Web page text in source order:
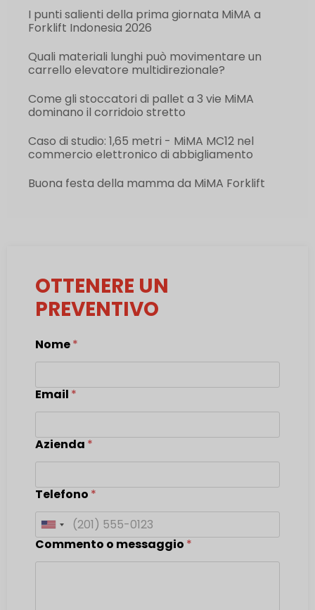
I punti salienti della prima giornata MiMA a
Forklift Indonesia 2026
Quali materiali lunghi può movimentare un
carrello elevatore multidirezionale?
Come gli stoccatori di pallet a 3 vie MiMA
dominano il corridoio stretto
Caso di studio: 1,65 metri - MiMA MC12 nel
commercio elettronico di abbigliamento
Buona festa della mamma da MiMA Forklift
OTTENERE UN
PREVENTIVO
Nome*
Email *
Azienda *
Telefono *
United States +1
Commento o messaggio *